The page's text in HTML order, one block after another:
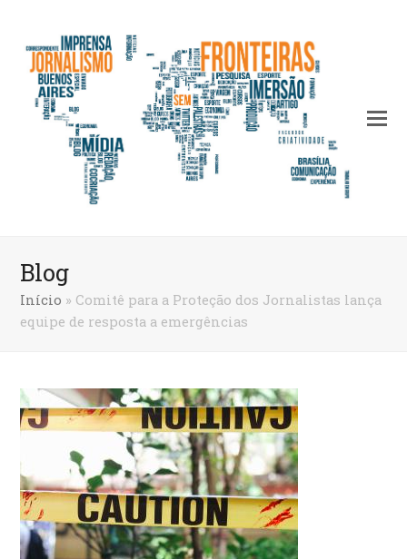
Blog
Início » Comitê para a Proteção dos Jornalistas lança
equipe de resposta a emergências